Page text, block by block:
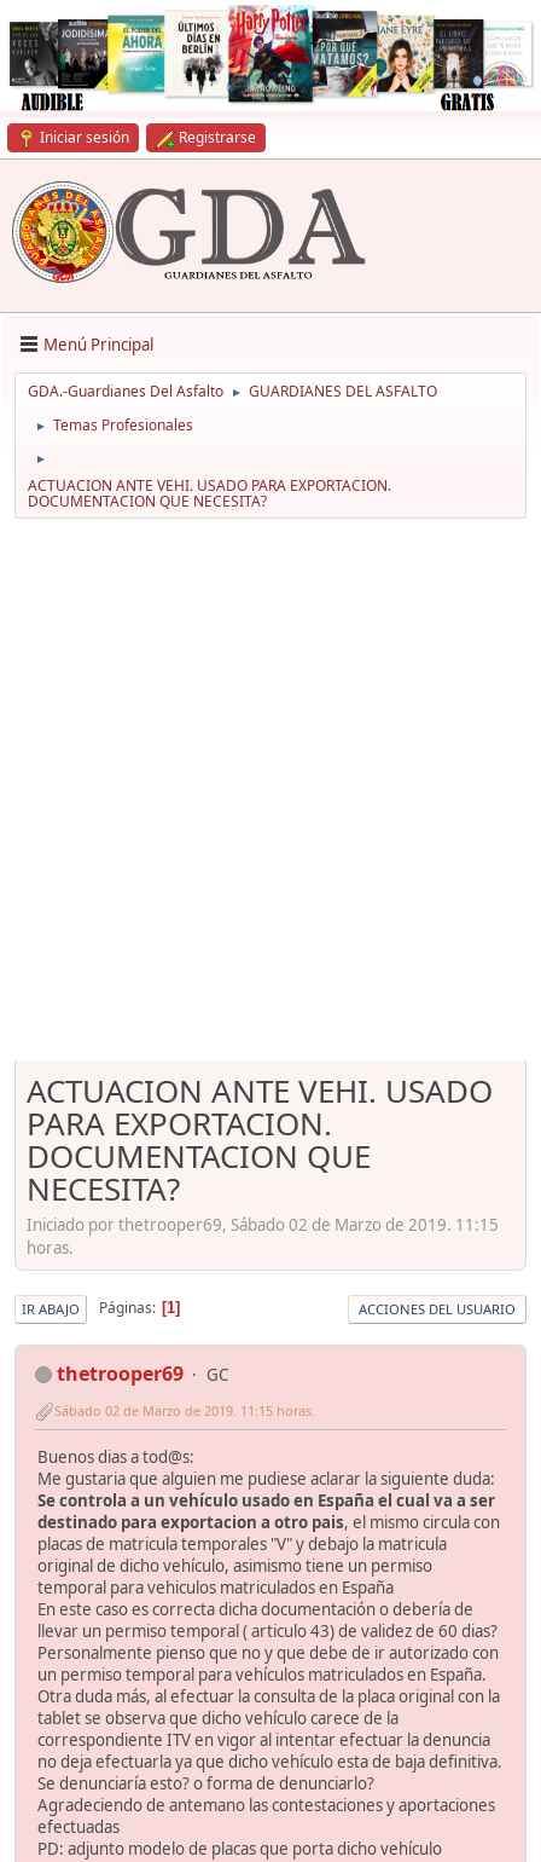
Iniciar sesión Registrarse
Menú Principal
GDA.-Guardianes Del Asfalto ► GUARDIANES DEL ASFALTO
► Temas Profesionales
►
ACTUACION ANTE VEHI. USADO PARA EXPORTACION.
DOCUMENTACION QUE NECESITA?
ACTUACION ANTE VEHI. USADO
PARA EXPORTACION.
DOCUMENTACION QUE
NECESITA?
Iniciado por thetrooper69, Sábado 02 de Marzo de 2019. 11:15
horas.
IR ABAJO Páginas 1 ACCIONES DEL USUARIO
thetrooper69 GC
Sábado 02 de Marzo de 2019. 11:15 horas.
Buenos dias a tod@s:
Me gustaria que alguien me pudiese aclarar la siguiente duda:
Se controla a un vehículo usado en España el cual va a ser
destinado para exportacion a otro pais, el mismo circula con
placas de matricula temporales "V" y debajo la matricula
original de dicho vehículo, asimismo tiene un permiso
temporal para vehiculos matriculados en España
En este caso es correcta dicha documentación o debería de
llevar un permiso temporal ( articulo 43) de validez de 60 dias?
Personalmente pienso que no y que debe de ir autorizado con
un permiso temporal para vehículos matriculados en España.
Otra duda más, al efectuar la consulta de la placa original con la
tablet se observa que dicho vehículo carece de la
correspondiente ITV en vigor al intentar efectuar la denuncia
no deja efectuarla ya que dicho vehículo esta de baja definitiva.
Se denunciaría esto? o forma de denunciarlo?
Agradeciendo de antemano las contestaciones y aportaciones
efectuadas
PD: adjunto modelo de placas que porta dicho vehículo